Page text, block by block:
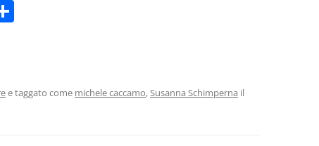
vi
e taggato come michele caccamo,Susanna Schimperna il